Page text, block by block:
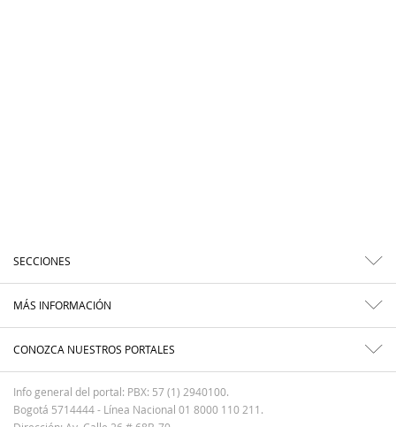
SECCIONES
MÁS INFORMACIÓN
CONOZCA NUESTROS PORTALES
Info general del portal: PBX: 57 (1) 2940100.
Bogotá 5714444 - Línea Nacional 01 8000 110 211.